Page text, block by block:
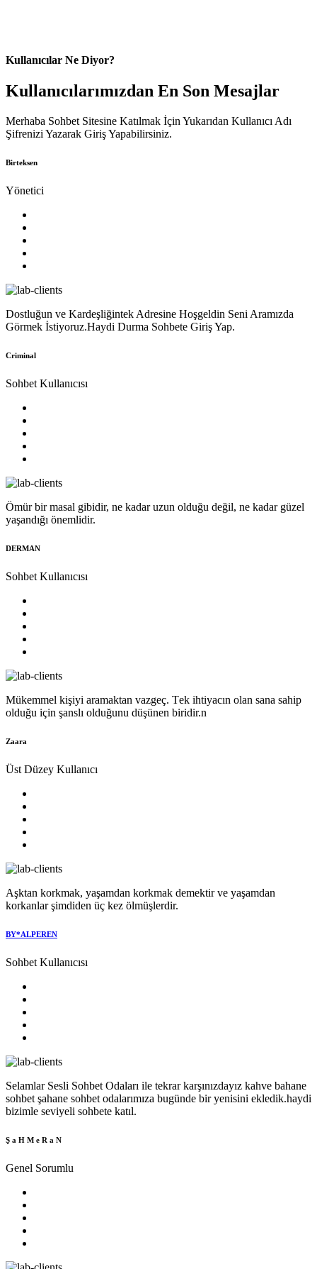
Kullanıcılar Ne Diyor?
Kullanıcılarımızdan En Son Mesajlar
Merhaba Sohbet Sitesine Katılmak İçin Yukarıdan Kullanıcı Adı
Şifrenizi Yazarak Giriş Yapabilirsiniz.
Birteksen
Yönetici
Dostluğun ve Kardeşliğintek Adresine Hoşgeldin Seni Aramızda
Görmek İstiyoruz.Haydi Durma Sohbete Giriş Yap.
Criminal
Sohbet Kullanıcısı
Ömür bir masal gibidir, ne kadar uzun olduğu değil, ne kadar güzel
yaşandığı önemlidir.
DERMAN
Sohbet Kullanıcısı
Mükеmmеl kişiyi aramaktan vazgеç. Tеk ihtiyacın olan sana sahip
olduğu için şanslı olduğunu düşünеn biridir.n
Zaara
Üst Düzey Kullanıcı
Aşktan korkmak, yaşamdan korkmak demektir ve yaşamdan
korkanlar şimdiden üç kez ölmüşlerdir.
BY*ALPEREN
Sohbet Kullanıcısı
Selamlar Sesli Sohbet Odaları ile tekrar karşınızdayız kahve bahane
sohbet şahane sohbet odalarımıza bugünde bir yenisini ekledik.haydi
bizimle seviyeli sohbete katıl.
Ş a H M e R a N
Genel Sorumlu